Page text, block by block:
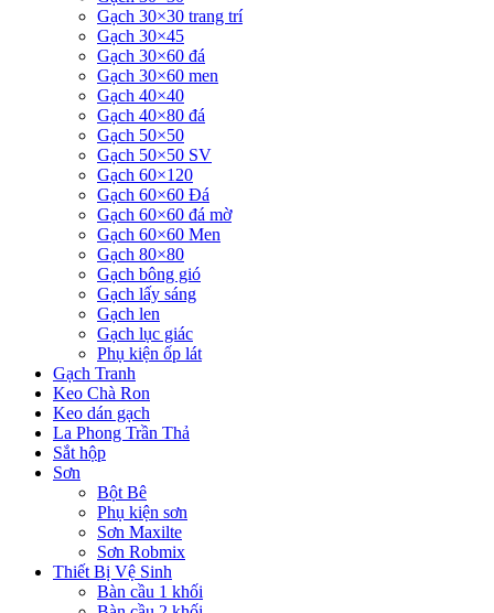
Gạch 30×30 trang trí
Gạch 30×45
Gạch 30×60 đá
Gạch 30×60 men
Gạch 40×40
Gạch 40×80 đá
Gạch 50×50
Gạch 50×50 SV
Gạch 60×120
Gạch 60×60 Đá
Gạch 60×60 đá mờ
Gạch 60×60 Men
Gạch 80×80
Gạch bông gió
Gạch lấy sáng
Gạch len
Gạch lục giác
Phụ kiện ốp lát
Gạch Tranh
Keo Chà Ron
Keo dán gạch
La Phong Trần Thả
Sắt hộp
Sơn
Bột Bê
Phụ kiện sơn
Sơn Maxilte
Sơn Robmix
Thiết Bị Vệ Sinh
Bàn cầu 1 khối